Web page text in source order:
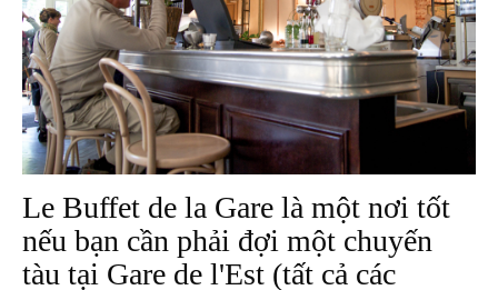
Le Buffet de la Gare là một nơi tốt
nếu bạn cần phải đợi một chuyến
tàu tại Gare de l'Est (tất cả các